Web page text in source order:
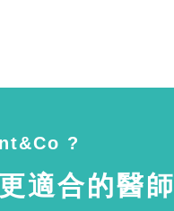
?
適合的醫師